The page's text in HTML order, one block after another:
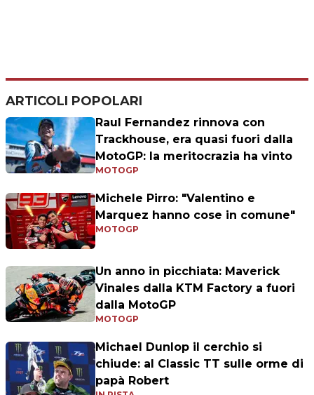
ARTICOLI POPOLARI
Raul Fernandez rinnova con
Trackhouse, era quasi fuori dalla
MotoGP: la meritocrazia ha vinto
MOTOGP
Michele Pirro: "Valentino e
Marquez hanno cose in comune"
MOTOGP
Un anno in picchiata: Maverick
Vinales dalla KTM Factory a fuori
dalla MotoGP
MOTOGP
Michael Dunlop il cerchio si
chiude: al Classic TT sulle orme di
papà Robert